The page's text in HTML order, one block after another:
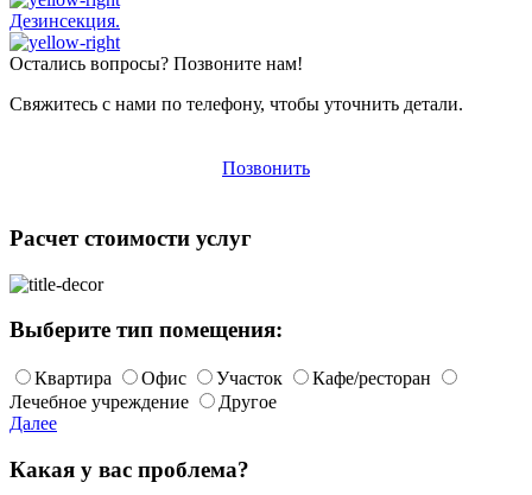
Дезинсекция.
Остались вопросы? Позвоните нам!
Свяжитесь с нами по телефону, чтобы уточнить детали.
Позвонить
Расчет стоимости услуг
Выберите тип помещения:
Квартира Офис Участок
Кафе/ресторан
Лечебное учреждение
Другое
Далее
Какая у вас проблема?